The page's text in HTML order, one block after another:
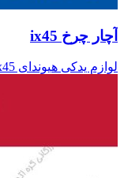
آچار چرخ ix45
لوازم یدکی هیوندای ix45